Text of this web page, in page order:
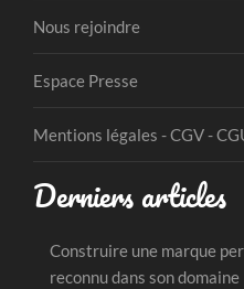
Nous rejoindre
Espace Presse
Mentions légales - CGV -
Derniers articles
Construire une marque
reconnu dans son domaine